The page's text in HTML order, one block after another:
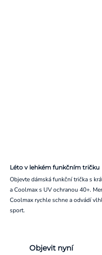
Léto v lehkém funkčním tričku
Objevte dámská funkční trička s
a Coolmax s UV ochranou 40+.
Coolmax rychle schne a odvádí
sport.
Objevit nyní